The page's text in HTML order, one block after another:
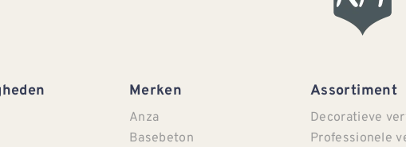
Merken
Anza
Basebeton
Assortiment
Decoratieve
Professionele